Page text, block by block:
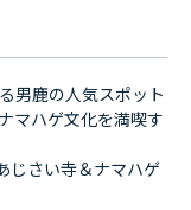
男鹿の人気スポット
マハゲ文化を満喫す
じさい寺＆ナマハゲ